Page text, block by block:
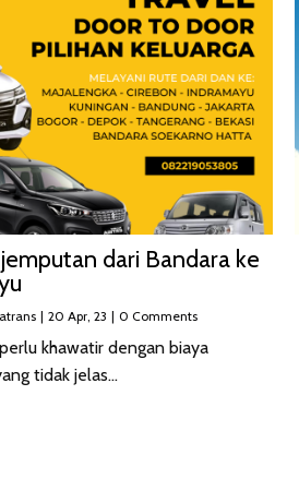
dari Bandara ke
| 20 Apr, 23 | 0 Comments
khawatir dengan biaya
tidak jelas…